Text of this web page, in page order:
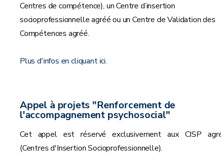
Centres de compétence), un Centre d’insertion
socioprofessionnelle agréé ou un Centre de Validation des
Compétences agréé.
Plus d'infos en cliquant ici.
Appel à projets "Renforcement de
l'accompagnement psychosocial"
Cet appel est réservé exclusivement aux CISP
(Centres d'Insertion Socioprofessionnelle).